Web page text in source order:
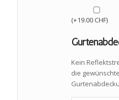
(+19.00 CHF)
Kein
die